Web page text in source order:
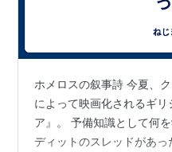
ホメロスの叙事詩 今夏、
によって映画化されるギ
ア』。 予備知識として何
ディットのスレッドがあ